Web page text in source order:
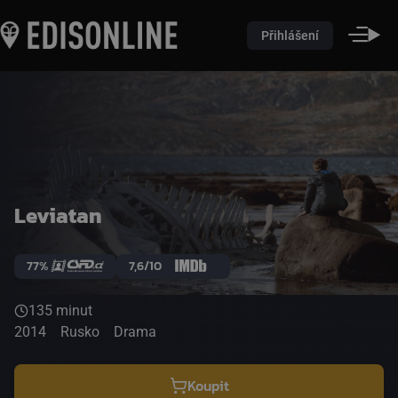
Přihlášení
Leviatan
77% 7,6/10
135 minut
2014
Rusko Drama
Koupit